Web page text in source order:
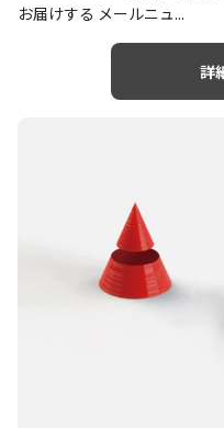
お届けする メールニュ...
詳